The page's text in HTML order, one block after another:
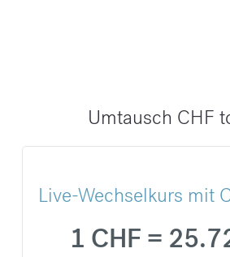
Umtausch CHF
Live-Wechselkurs mit
1 CHF =